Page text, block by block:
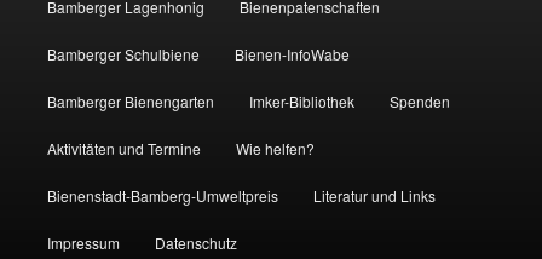
Bamberger Lagenhonig Bienenpatenschaften
Bamberger Schulbiene Bienen-InfoWabe
Bamberger Bienengarten Imker-Bibliothek Spenden
Aktivitäten und Termine Wie helfen?
Bienenstadt-Bamberg-Umweltpreis Literatur und Links
Impressum Datenschutz